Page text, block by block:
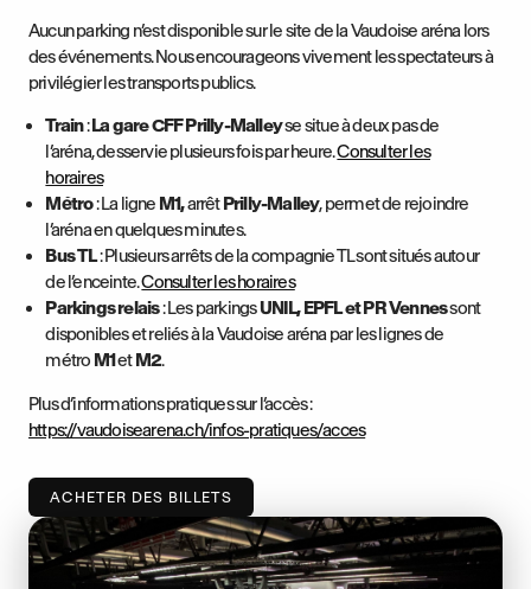
Aucun parking n’est disponible sur le site de la Vaudoise aréna lors
des événements. Nous encourageons vivement les spectateurs à
privilégier les transports publics.
Train:La gare CFF Prilly-Malleyse situe à deux pas de
l’aréna, desservie plusieurs fois par heure.Consulter les
horaires
Métro: La ligne M1,arrêtPrilly-Malley, permet de rejoindre
l’aréna en quelques minutes.
Bus TL: Plusieurs arrêts de la compagnie TL sont situés autour
de l’enceinte.Consulter les horaires
Parkings relais: Les parkingsUNIL, EPFL et PR Vennessont
disponibles et reliés à la Vaudoise aréna par les lignes de
métro M1etM2.
Plus d’informations pratiques sur l’accès :
https://vaudoisearena.ch/infos-pratiques/acces
ACHETER DES BILLETS